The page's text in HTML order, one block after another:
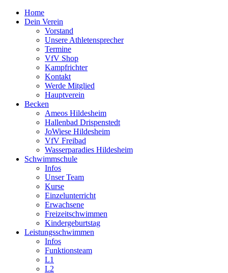
Home
Dein Verein
Vorstand
Unsere Athletensprecher
Termine
VfV Shop
Kampfrichter
Kontakt
Werde Mitglied
Hauptverein
Becken
Ameos Hildesheim
Hallenbad Drispenstedt
JoWiese Hildesheim
VfV Freibad
Wasserparadies Hildesheim
Schwimmschule
Infos
Unser Team
Kurse
Einzelunterricht
Erwachsene
Freizeitschwimmen
Kindergeburtstag
Leistungsschwimmen
Infos
Funktionsteam
L1
L2